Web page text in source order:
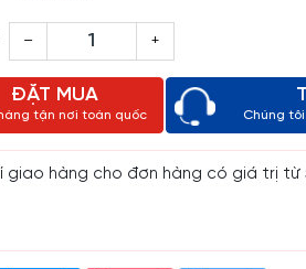
– +
ĐẶT MUA
tận nơi toàn quốc Chúng
giao hàng cho đơn hàng có giá trị